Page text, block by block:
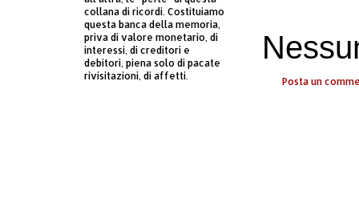
Posta un
collana di ricordi. Costituiamo
questa banca della memoria,
priva di valore monetario, di
interessi, di creditori e
debitori, piena solo di pacate
rivisitazioni, di affetti.